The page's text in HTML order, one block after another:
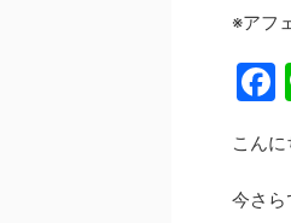
※アフ
こんに
今さら